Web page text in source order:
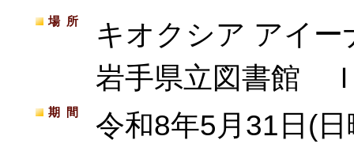
場所
キオクシア アイー
岩手県立図書館
期間 令和8年5月31日(